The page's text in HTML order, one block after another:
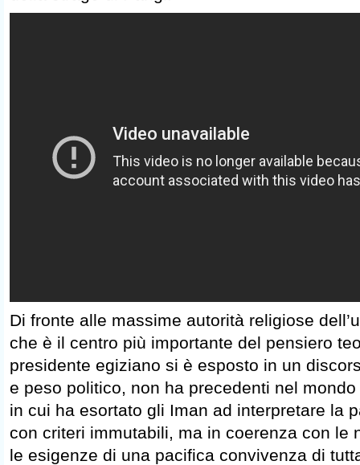
Di fronte alle massime autorità religiose
che è il centro più importante del pensiero
presidente egiziano si è esposto in un
e peso politico, non ha precedenti nel
in cui ha esortato gli Iman ad interpretare la
con criteri immutabili, ma in coerenza con le
le esigenze di una pacifica convivenza di